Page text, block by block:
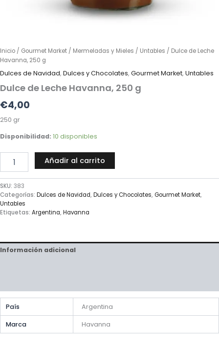
Inicio / Gourmet Market / Mermeladas y Mieles / Untables / Dulce de Leche
Havanna, 250 g
Dulces de Navidad, Dulces y Chocolates, Gourmet Market, Untables
Dulce de Leche Havanna, 250 g
€4,00
250 gr
Disponibilidad: 10 disponibles
Añadir al carrito
SKU: 383
Categorías: Dulces de Navidad, Dulces y Chocolates, Gourmet Market,
Untables
Etiquetas: Argentina, Havanna
Información adicional
País Argentina
Marca Havanna